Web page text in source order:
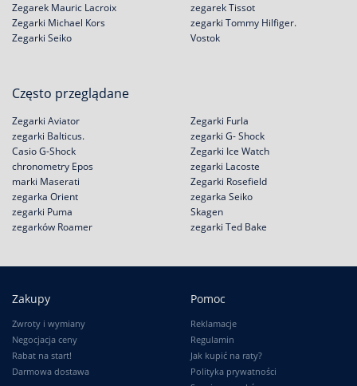
Zegarek Mauric Lacroix
Zegarki Michael Kors
Zegarki Seiko
zegarek Tissot
zegarki Tommy Hilfiger.
Vostok
Często przeglądane
Zegarki Aviator
zegarki Balticus.
Casio G-Shock
chronometry Epos
Zegarki Furla
zegarki G- Shock
Zegarki Ice Watch
zegarki Lacoste
marki Maserati
zegarka Orient
zegarki Puma
zegarków Roamer
Zegarki Rosefield
zegarka Seiko
Skagen
zegarki Ted Bake
Zakupy
Zwroty i wymiany
Negocjacja ceny
Rabat na start!
Darmowa dostawa
Pomoc
Reklamacje
Regulamin
Jak kupić na raty?
Polityka prywatności